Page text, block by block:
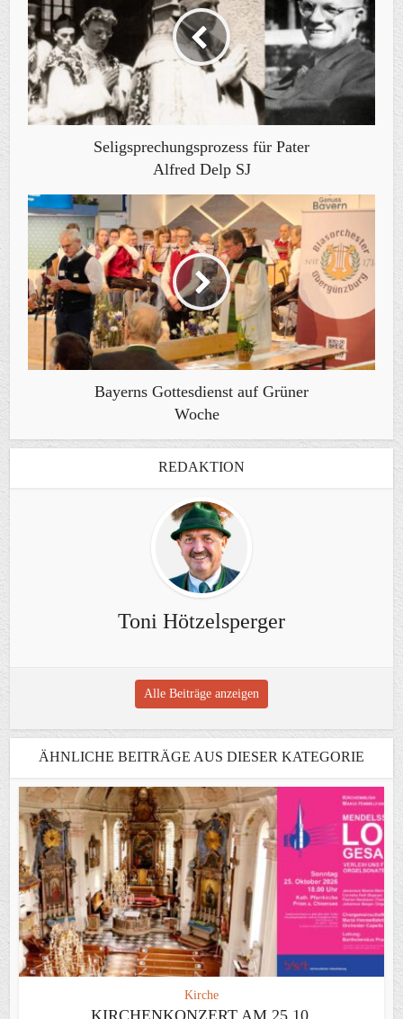
Seligsprechungsprozess für Pater
Alfred Delp SJ
Bayerns Gottesdienst auf Grüner
Woche
REDAKTION
Toni Hötzelsperger
Alle Beiträge anzeigen
ÄHNLICHE BEITRÄGE AUS DIESER KATEGORIE
Kirche
KIRCHENKONZERT AM 25.10.